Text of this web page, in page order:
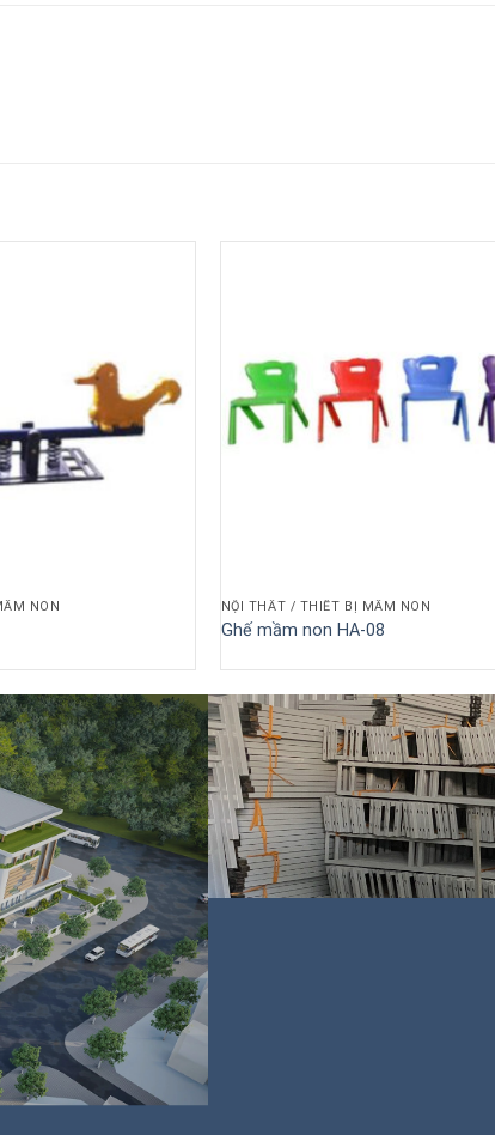
NON NỘI THẤT / THIẾT BỊ MẦM NON
Ghế mầm non HA-08